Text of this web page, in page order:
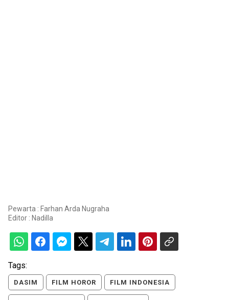
Pewarta : Farhan Arda Nugraha
Editor : Nadilla
Tags:
DASIM FILM HOROR FILM INDONESIA